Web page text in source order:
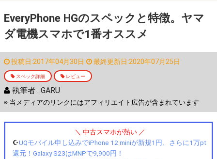
EveryPhone HGのスペックと特徴。ヤマ
ダ電機スマホで1番オススメ
投稿日:2017年04月30日 最終更新日:2020年07月25日
スペック詳細 レビュー
執筆者 : GARU
※ 当メディアのリンクにはアフィリエイト広告が含まれています
＼ 中古スマホが熱い ／
☪️UQモバイル申し込みでiPhone 12 miniが新規1円、さらに1万pt
還元！Galaxy S23はMNPで9,900円！